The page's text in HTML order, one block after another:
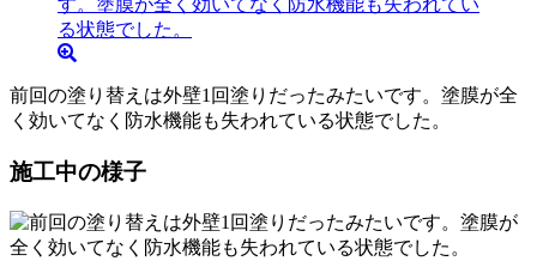
前回の塗り替えは外壁1回塗りだったみたいです。塗膜が全
く効いてなく防水機能も失われている状態でした。
施工中の様子